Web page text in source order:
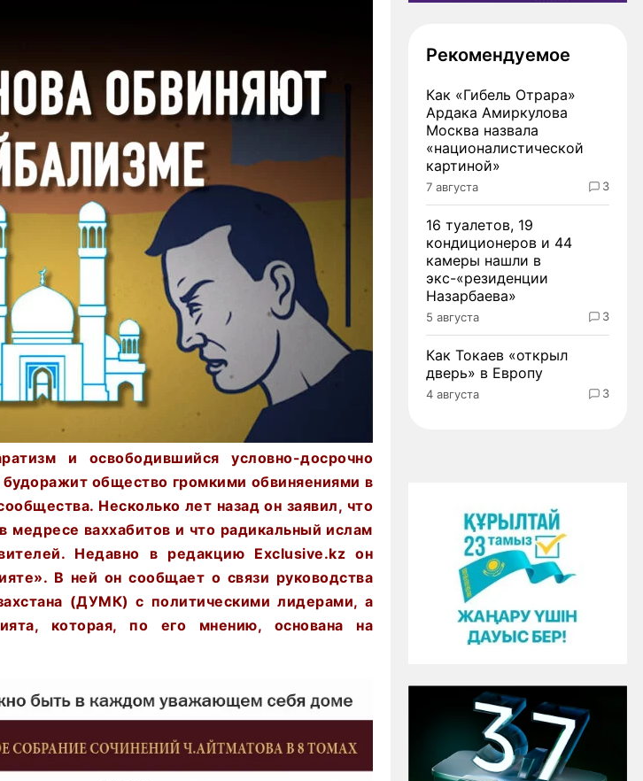
и освободившийся условно-досрочно
будоражит общество громкими обвиняениями в
Несколько лет назад он заявил, что
медресе ваххабитов и что радикальный ислам
Недавно в редакцию Еxclusive.kz он
В ней он сообщает о связи руководства
(ДУМК) с политическими лидерами, а
которая, по его мнению, основана на
Рекомендуемое
Как «Гибель Отрара»
Ардака Амиркулова
Москва назвала
«националистической
картиной»
7 августа 3
16 туалетов, 19
кондиционеров и 44
камеры нашли в
экс-«резиденции
Назарбаева»
5 августа 3
Как Токаев «открыл
дверь» в Европу
4 августа 3